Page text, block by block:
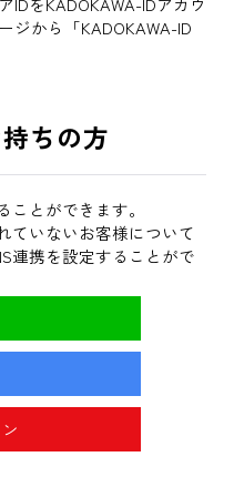
ジから「KADOKAWA-ID
ちの方
とができます。
ていないお客様について
連携を設定することがで